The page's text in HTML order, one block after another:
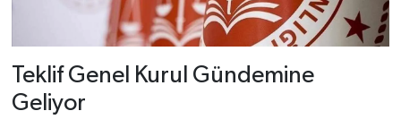
Teklif Genel Kurul Gündemine
Geliyor